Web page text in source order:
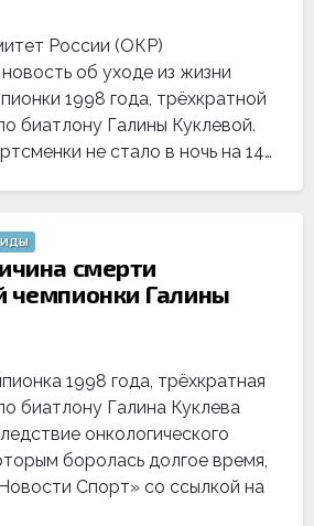
России (ОКР)
об уходе из жизни
1998 года, трёхкратной
биатлону Галины Куклевой.
не стало в ночь на 14…
смерти
чемпионки Галины
1998 года, трёхкратная
биатлону Галина Куклева
онкологического
боролась долгое время,
Спорт» со ссылкой на